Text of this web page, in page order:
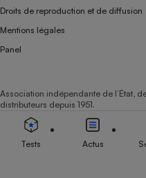
Droits de reproduction et de diffusion
Mentions légales
Panel
Association indépendante de l’État,
distributeurs depuis 1951.
Tests Actus